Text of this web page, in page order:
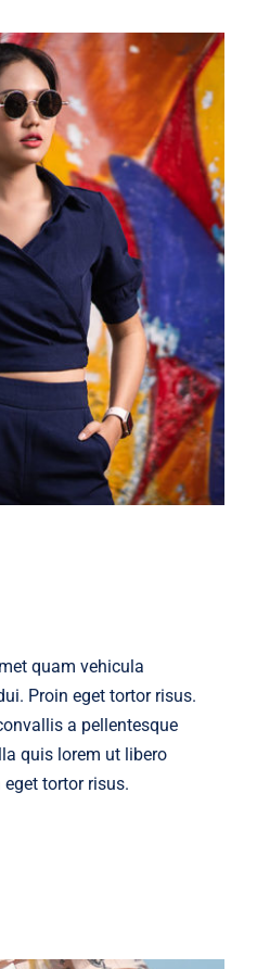
Blouse
quam vehicula
Proin eget tortor risus.
a pellentesque
quis lorem ut libero
tortor risus.